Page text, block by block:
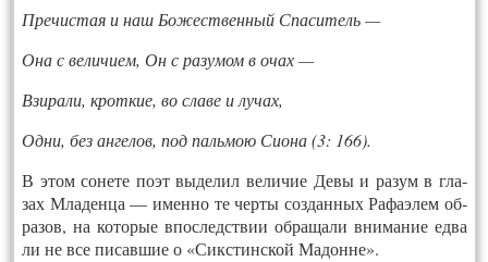
Пре­чис­тая и наш Бо­жест­вен­ный Спа­ситель —
Она с ве­личи­ем, Он с ра­зумом в очах —
Взи­рали, крот­кие, во сла­ве и лу­чах,
Од­ни, без ан­ге­лов, под паль­мою Си­она (3: 166).
В этом со­нете по­эт вы­делил ве­личие Де­вы и ра­зум в гла­
зах Мла­ден­ца — имен­но те чер­ты соз­данных Ра­фа­элем об­
ра­зов, на ко­торые впос­ледс­твии об­ра­щали вни­мание ед­ва
ли не все пи­сав­шие о «Сикс­тин­ской Ма­дон­не».